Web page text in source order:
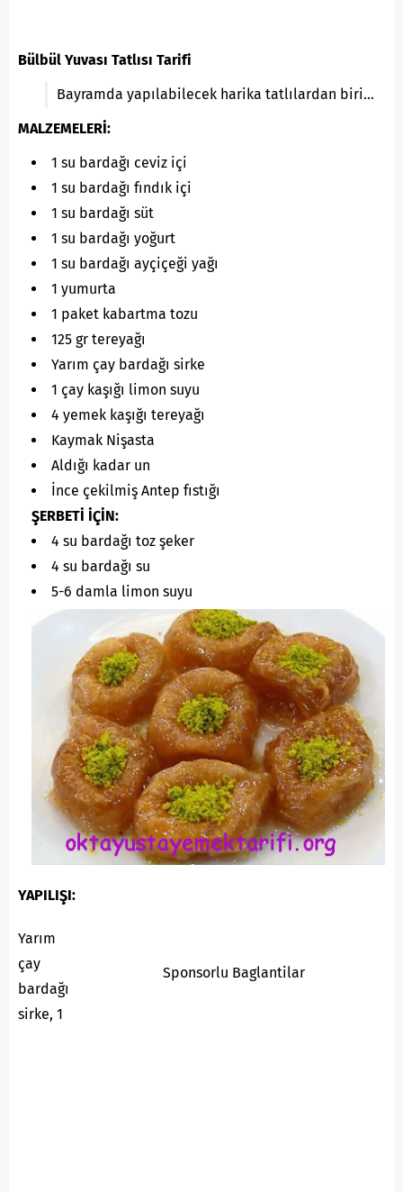
Bülbül Yuvası Tatlısı Tarifi
Bayramda yapılabilecek harika tatlılardan biri…
MALZEMELERİ:
1 su bardağı ceviz içi
1 su bardağı fındık içi
1 su bardağı süt
1 su bardağı yoğurt
1 su bardağı ayçiçeği yağı
1 yumurta
1 paket kabartma tozu
125 gr tereyağı
Yarım çay bardağı sirke
1 çay kaşığı limon suyu
4 yemek kaşığı tereyağı
Kaymak Nişasta
Aldığı kadar un
İnce çekilmiş Antep fıstığı
ŞERBETİ İÇİN:
4 su bardağı toz şeker
4 su bardağı su
5-6 damla limon suyu
YAPILIŞI:
Sponsorlu Baglantilar
Yarım
çay
bardağı
sirke, 1